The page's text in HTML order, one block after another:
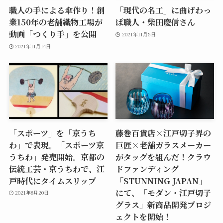
職人の手による傘作り！創
業150年の老舗織物工場が
動画「つくり手」を公開
2021年11月14日
「現代の名工」に曲げわっ
ぱ職人・柴田慶信さん
2021年11月5日
「スポーツ」を「京うち
わ」で表現。「スポーツ京
うちわ」発売開始。京都の
伝統工芸・京うちわで、江
戸時代にタイムスリップ
2021年8月20日
藤巻百貨店×江戸切子界の
巨匠×老舗ガラスメーカー
がタッグを組んだ！クラウ
ドファンディング
「STUNNING JAPAN」
にて、「モダン・江戸切子
グラス」新商品開発プロジ
ェクトを開始！